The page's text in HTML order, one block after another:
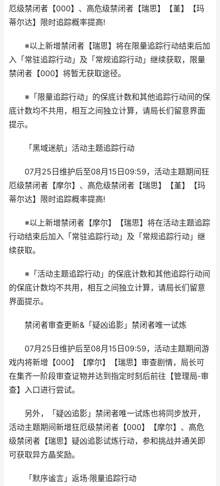
厄级禁闭者【000】、高危级禁闭者【瑞思】【堇】【玛
蒂尔达】限时追踪概率提高!
※以上新增禁闭者【瑞思】将在限量追踪行动结束后加
入「常驻追踪行动」及「常规追踪行动」继续获取，限量
禁闭者【000】将暂无获取途径。
※「限量追踪行动」的保底计数和其他追踪行动间的保
底计数均不共用，相互之间独立计算，请局长们留意界面
提示。
「黑域迷航」活动主题追踪行动
07月25日维护后至08月15日09:59，活动主题期间狂
厄级禁闭者【摩尔】、高危级禁闭者【瑞思】【堇】【玛
蒂尔达】限时追踪概率提高!
※以上新增禁闭者【摩尔】【瑞思】将在活动主题追踪
行动结束后加入「常驻追踪行动」及「常规追踪行动」继
续获取。
※「活动主题追踪行动」的保底计数和其他追踪行动间
的保底计数均不共用，相互之间独立计算，请局长们留意
界面提示。
禁闭者审查更新&「疑凶追影」禁闭者唯一试炼
07月25日维护后至08月15日09:59，活动主题期间游
戏内将新增【000】【摩尔】【瑞思】审查剧情，局长可
在集齐一阶段审查证物并达到指定时刻后前往【管理局-审
查】入口进行尝试。
另外，「疑凶追影」禁闭者唯一试炼也将同步放开，
活动主题期间新增狂厄级禁闭者【000】【摩尔】、高危
级禁闭者【瑞思】疑凶追影试炼行动，参和挑战并通关即
可获取异方晶奖励。
「默序谧言」返场·限量追踪行动